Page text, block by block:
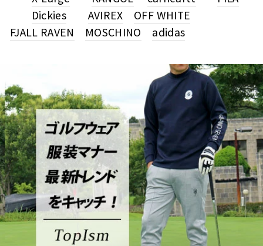
Dickies
AVIREX
OFF WHITE
FJALL RAVEN
MOSCHINO adidas